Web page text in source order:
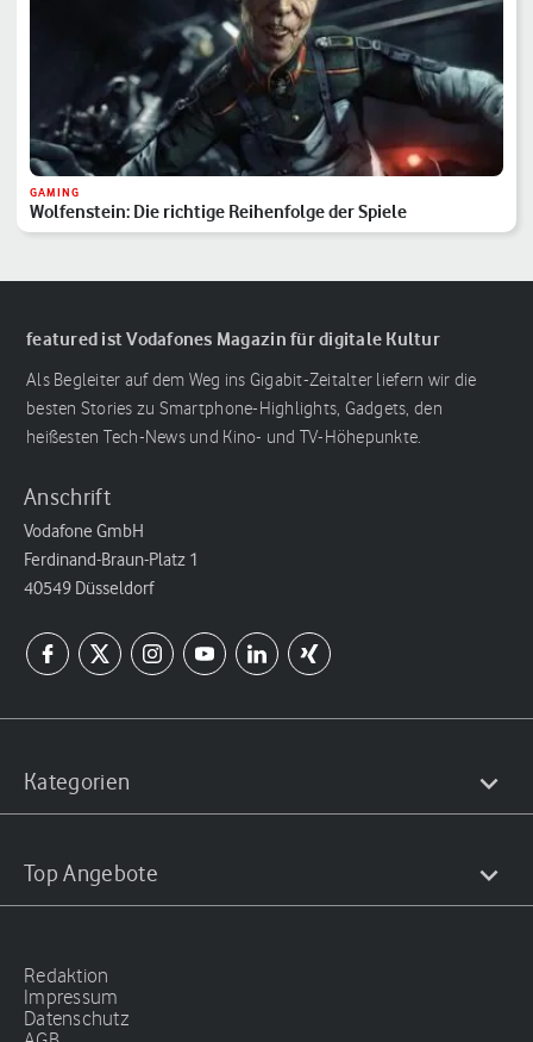
GAMING
Wolfenstein: Die richtige Reihenfolge der Spiele
featured ist Vodafones Magazin für digitale Kultur
Als Begleiter auf dem Weg ins Gigabit-Zeitalter liefern wir die
besten Stories zu Smartphone-Highlights, Gadgets, den
heißesten Tech-News und Kino- und TV-Höhepunkte.
Anschrift
Vodafone GmbH
Ferdinand-Braun-Platz 1
40549 Düsseldorf
Kategorien
Top Angebote
Redaktion
Impressum
Datenschutz